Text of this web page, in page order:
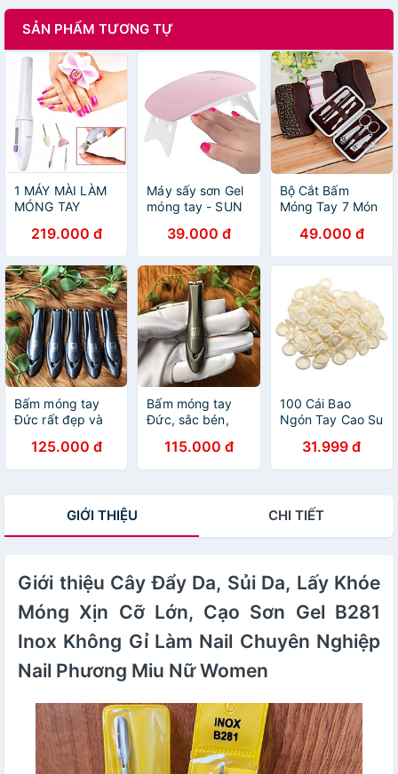
SẢN PHẨM TƯƠNG TỰ
1 MÁY MÀI LÀM
MÓNG TAY
TẶNG ĐẦU MÀI
CAO CẤP
219.000 đ
Máy sấy sơn Gel
móng tay - SUN
39.000 đ
Bộ Cắt Bấm
Móng Tay 7 Món
49.000 đ
Bấm móng tay
Đức rất đẹp và
125.000 đ
Bấm móng tay
Đức, sắc bén,
chảnh
115.000 đ
100 Cái Bao
Ngón Tay Cao Su
31.999 đ
GIỚI THIỆU CHI TIẾT
Giới thiệu Cây Đẩy Da, Sủi Da, Lấy Khóe
Móng Xịn Cỡ Lớn, Cạo Sơn Gel B281
Inox Không Gỉ Làm Nail Chuyên Nghiệp
Nail Phương Miu Nữ Women